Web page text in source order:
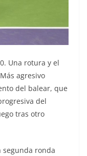
Una rotura y el
agresivo
del balear, que
del
tras otro
segunda ronda